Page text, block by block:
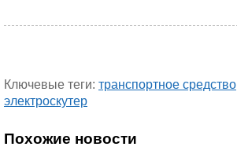
Ключевые теги: транспортное средство
электроскутер
Похожие новости